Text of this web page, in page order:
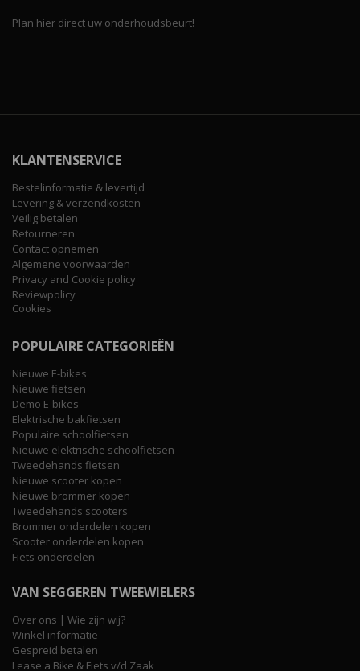
Plan hier direct uw onderhoudsbeurt!
KLANTENSERVICE
Bestelinformatie & levertijd
Levering & verzendkosten
Veilig betalen
Retourneren
Contact opnemen
Algemene voorwaarden
Privacy and Cookie policy
Reviewpolicy
Cookies
POPULAIRE CATEGORIEËN
Nieuwe E-bikes
Nieuwe fietsen
Demo E-bikes
Elektrische bakfietsen
Populaire schoolfietsen
Nieuwe elektrische schoolfietsen
Tweedehands fietsen
Nieuwe scooter kopen
Nieuwe brommer kopen
Tweedehands scooters
Brommer onderdelen kopen
Scooter onderdelen kopen
Fiets onderdelen
VAN SEGGEREN TWEEWIELERS
Over ons | Wie zijn wij?
Winkel informatie
Gespreid betalen
Lease a Bike & Fiets v/d Zaak